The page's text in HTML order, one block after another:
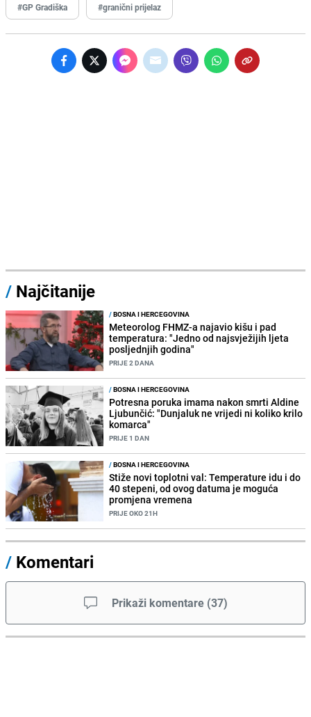
#GP Gradiška #granični prijelaz
/ Najčitanije
/BOSNA I HERCEGOVINA
Meteorolog FHMZ-a najavio kišu i pad
temperatura: "Jedno od najsvježijih ljeta
posljednjih godina"
PRIJE 2 DANA
/BOSNA I HERCEGOVINA
Potresna poruka imama nakon smrti Aldine
Ljubunčić: "Dunjaluk ne vrijedi ni koliko krilo
komarca"
PRIJE 1 DAN
/BOSNA I HERCEGOVINA
Stiže novi toplotni val: Temperature idu i do
40 stepeni, od ovog datuma je moguća
promjena vremena
PRIJE OKO 21H
/ Komentari
Prikaži komentare (37)